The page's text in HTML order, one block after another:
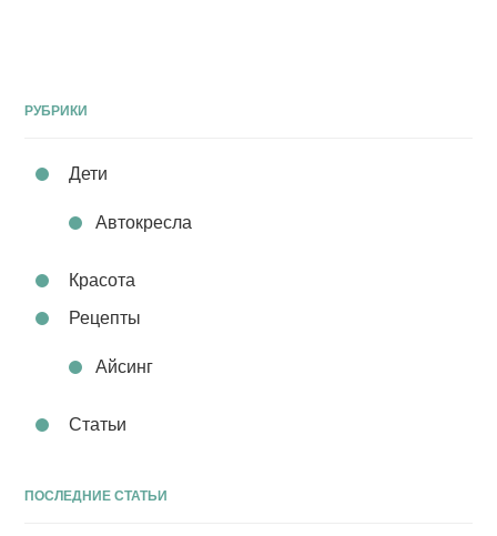
РУБРИКИ
Дети
Автокресла
Красота
Рецепты
Айсинг
Статьи
ПОСЛЕДНИЕ СТАТЬИ